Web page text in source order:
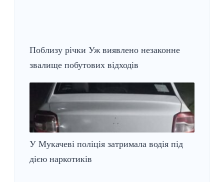
Поблизу річки Уж виявлено незаконне
звалище побутових відходів
У Мукачеві поліція затримала водія під
дією наркотиків